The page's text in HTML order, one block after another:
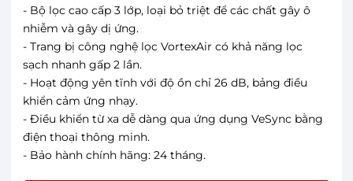
- Bộ lọc cao cấp 3 lớp, loại bỏ triệt để các chất gây ô
nhiễm và gây dị ứng.
- Trang bị công nghệ lọc VortexAir có khả năng lọc
sạch nhanh gấp 2 lần.
- Hoạt động yên tĩnh với độ ồn chỉ 26 dB, bảng điều
khiển cảm ứng nhạy.
- Điều khiển từ xa dễ dàng qua ứng dụng VeSync bằng
điện thoại thông minh.
- Bảo hành chính hãng: 24 tháng.